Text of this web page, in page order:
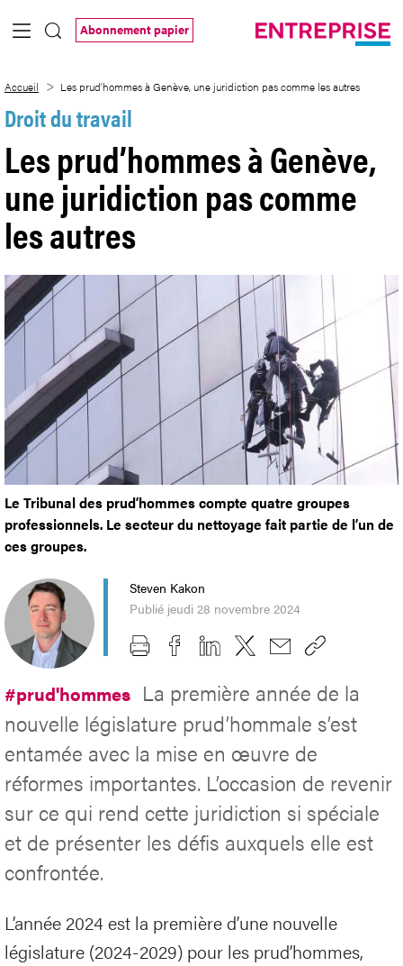
Saut au contenu principal
Abonnement papier
Accueil Les prud’hommes à Genève, une juridiction pas comme les autres
Droit du travail
Les prud’hommes à Genève,
une juridiction pas comme
les autres
Le Tribunal des prud’hommes compte quatre groupes
professionnels. Le secteur du nettoyage fait partie de l’un de
ces groupes.
Steven Kakon
Publié jeudi 28 novembre 2024
#prud'hommes La première année de la
nouvelle législature prud’hommale s’est
entamée avec la mise en œuvre de
réformes importantes. L’occasion de revenir
sur ce qui rend cette juridiction si spéciale
et de présenter les défis auxquels elle est
confrontée.
L’année 2024 est la première d’une nouvelle
législature (2024-2029) pour les prud’hommes,